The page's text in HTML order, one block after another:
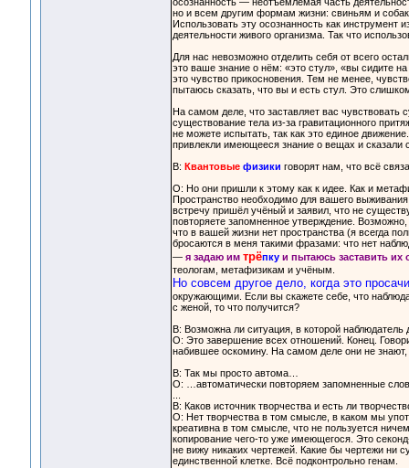
но и всем другим формам жизни: свиньям и
Использовать эту осознанность как
деятельности живого организма. Так что
Для нас невозможно отделить себя от всего
это ваше знание о нём: «это стул», «вы сидите
это чувство прикосновения. Тем не менее,
пытаюсь сказать, что вы и есть стул. Это
На самом деле, что заставляет вас чувствовать
существование тела из-за гравитационного
не можете испытать, так как это единое
привлекли имеющееся знание о вещах и сказали
В: Квантовые физики говорят нам, что всё
О: Но они пришли к этому как к идее. Как и
Пространство необходимо для вашего
встречу пришёл учёный и заявил, что не
повторяете запомненное утверждение.
что в вашей жизни нет пространства (я всегда
бросаются в меня такими фразами: что нет
— я задаю им трёпкуи пытаюсь заставить их
теологам, метафизикам и учёным.
Но совсем другое дело, когда это
окружающими. Если вы скажете себе, что
с женой, то что получится?
В: Возможна ли ситуация, в которой
О: Это завершение всех отношений. Конец.
набившее оскомину. На самом деле они не
В: Так мы просто автома…
О: …автоматически повторяем запомненные
В: Каков источник творчества и есть ли
О: Нет творчества в том смысле, в каком мы
креативна в том смысле, что не пользуется
копирование чего-то уже имеющегося. Это
не вижу никаких чертежей. Какие бы чертежи ни
единственной клетке. Всё подконтрольно генам.